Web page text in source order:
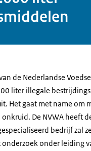
de Nederlandse
liter illegale
Het gaat met name om
De NVWA heeft
bedrijf zal
onder leiding